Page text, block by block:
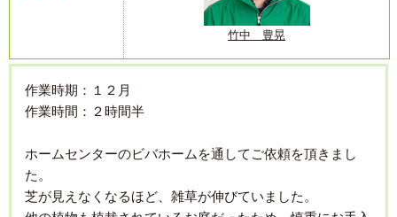
竹中 豊晃
作業時期：１２月
作業時間：２時間半
ホームセンターのビバホームを通してご依頼を頂きまし
た。
芝が見えなくなるほど、雑草が伸びていました。